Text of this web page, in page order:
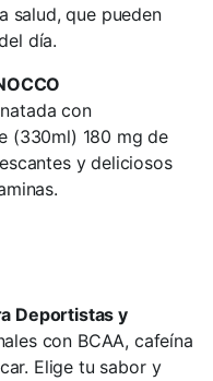
salud, que pueden
día.
con
(330ml) 180 mg de
y deliciosos
Deportistas y
con BCAA, cafeína
Elige tu sabor y